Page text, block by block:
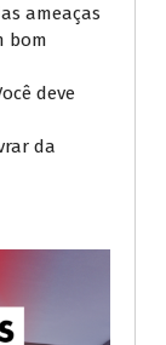
ameaças
bom
deve
da